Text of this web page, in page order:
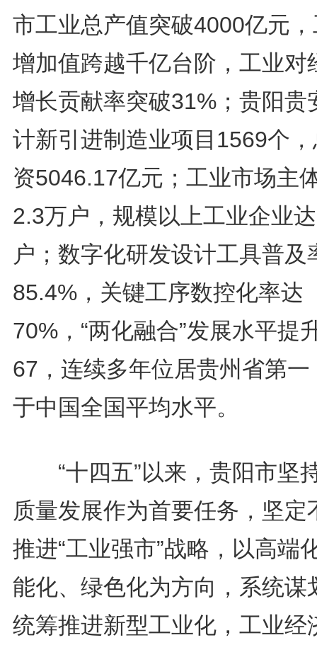
市工业总产值突破4000亿元
增加值跨越千亿台阶，工业对
增长贡献率突破31%；贵阳贵
计新引进制造业项目1569个
资5046.17亿元；工业市场主
2.3万户，规模以上工业企业
户；数字化研发设计工具普及
85.4%，关键工序数控化率达
70%，“两化融合”发展水平提
67，连续多年位居贵州省第一
于中国全国平均水平。
“十四五”以来，贵阳市坚
质量发展作为首要任务，坚定
推进“工业强市”战略，以高端
能化、绿色化为方向，系统谋
统筹推进新型工业化，工业经